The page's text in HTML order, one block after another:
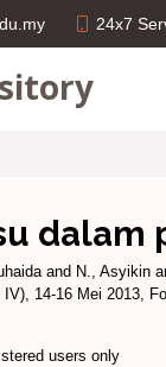
24x7
dalam
and N., Asyikin
14-16 Mei 2013,
users only